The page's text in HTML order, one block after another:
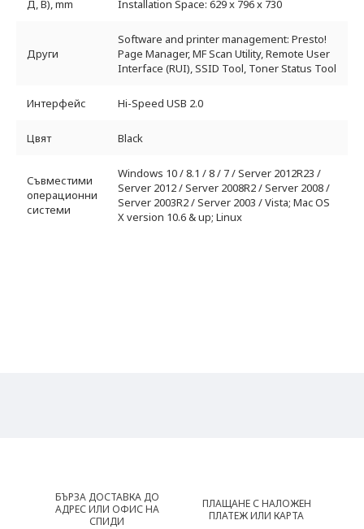
Д, В), mm Installation Space: 629 x 796 x 730
Други
Software and printer management: Presto!
Page Manager, MF Scan Utility, Remote User
Interface (RUI), SSID Tool, Toner Status Tool
Интерфейс Hi-Speed USB 2.0
Цвят Black
Съвместими
операционни
системи
Windows 10 / 8.1 / 8 / 7 / Server 2012R23 /
Server 2012 / Server 2008R2 / Server 2008 /
Server 2003R2 / Server 2003 / Vista; Mac OS
X version 10.6 & up; Linux
БЪРЗА ДОСТАВКА ДО
АДРЕС ИЛИ ОФИС НА
СПИДИ
ПЛАЩАНЕ С НАЛОЖЕН
ПЛАТЕЖ ИЛИ КАРТА